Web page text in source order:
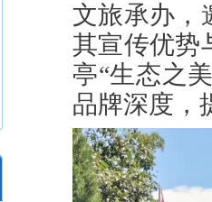
文旅承办，
其宣传优势
亭“生态之
品牌深度，